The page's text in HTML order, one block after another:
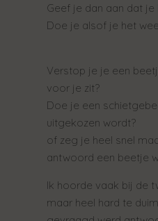
Geef je dan aan dat je
Doe je alsof je het
Verstop je je een
voor je zit?
Doe je een
uitgekozen wordt?
of zeg je heel snel
antwoord een beetje
Ik hoorde vaak bij de
maar heel hard te